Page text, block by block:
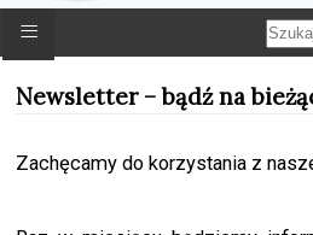
≡
Newsletter – bądź na
Zachęcamy do korzystania z